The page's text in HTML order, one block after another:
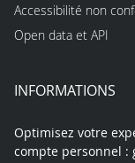
Accessibilité non
Open data et API
INFORMATIONS
Optimisez votre
compte personnel :